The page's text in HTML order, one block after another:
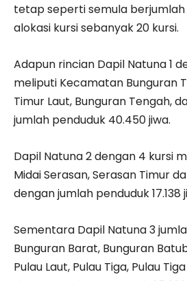
tetap seperti semula
alokasi kursi sebanyak 20 kursi.
Adapun rincian Dapil Natuna 1
meliputi Kecamatan Bunguran
Timur Laut, Bunguran Tengah,
jumlah penduduk 40.450 jiwa.
Dapil Natuna 2 dengan 4 kursi
Midai Serasan, Serasan Timur
dengan jumlah penduduk 17.138
Sementara Dapil Natuna 3
Bunguran Barat, Bunguran
Pulau Laut, Pulau Tiga, Pulau